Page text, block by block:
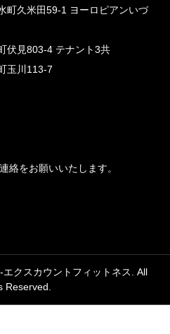
町久米田59-1 ヨーロピアンいづ
伏見803-4 テナント3共
玉川113-7
絡をお願いいたします。
クスカウントフィットネス. All
Reserved.